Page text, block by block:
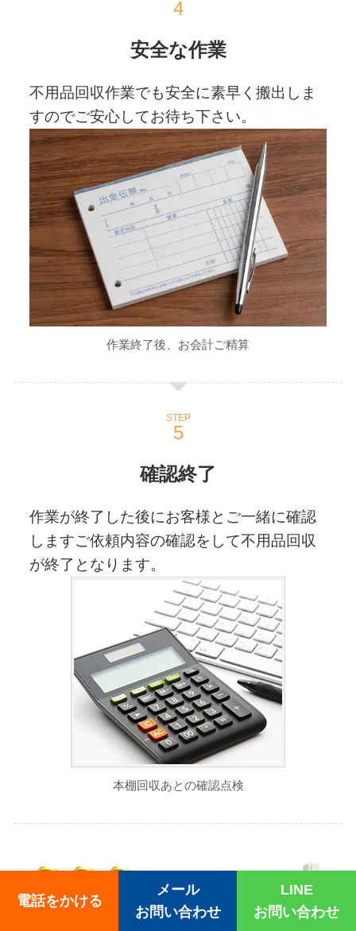
安全な作業
不用品回収作業でも安全に素早く搬出しま
すのでご安心してお待ち下さい。
作業終了後、お会計ご精算
STEP
確認終了
作業が終了した後にお客様とご一緒に確認
しますご依頼内容の確認をして不用品回収
が終了となります。
本棚回収あとの確認点検
電話をかける
メール
お問い合わせ
LINE
お問い合わせ